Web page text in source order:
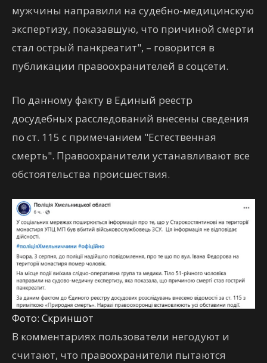
мужчины направили на судебно-медицинскую
экспертизу, показавшую, что причиной смерти
стал острый панкреатит", – говорится в
публикации правоохранителей в соцсети.
По данному факту в Единый реестр
досудебных расследований внесены сведения
по ст. 115 с примечанием "Естественная
смерть". Правоохранители устанавливают все
обстоятельства происшествия.
Фото: Скриншот
В комментариях пользователи негодуют и
считают, что правоохранители пытаются